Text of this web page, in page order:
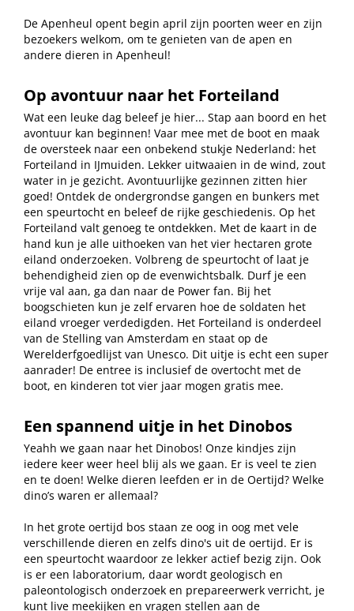
De Apenheul opent begin april zijn poorten weer en zijn
bezoekers welkom, om te genieten van de apen en
andere dieren in Apenheul!
Op avontuur naar het Forteiland
Wat een leuke dag beleef je hier... Stap aan boord en het
avontuur kan beginnen! Vaar mee met de boot en maak
de oversteek naar een onbekend stukje Nederland: het
Forteiland in IJmuiden. Lekker uitwaaien in de wind, zout
water in je gezicht. Avontuurlijke gezinnen zitten hier
goed! Ontdek de ondergrondse gangen en bunkers met
een speurtocht en beleef de rijke geschiedenis. Op het
Forteiland valt genoeg te ontdekken. Met de kaart in de
hand kun je alle uithoeken van het vier hectaren grote
eiland onderzoeken. Volbreng de speurtocht of laat je
behendigheid zien op de evenwichtsbalk. Durf je een
vrije val aan, ga dan naar de Power fan. Bij het
boogschieten kun je zelf ervaren hoe de soldaten het
eiland vroeger verdedigden. Het Forteiland is onderdeel
van de Stelling van Amsterdam en staat op de
Werelderfgoedlijst van Unesco. Dit uitje is echt een super
aanrader! De entree is inclusief de overtocht met de
boot, en kinderen tot vier jaar mogen gratis mee.
Een spannend uitje in het Dinobos
Yeahh we gaan naar het Dinobos! Onze kindjes zijn
iedere keer weer heel blij als we gaan. Er is veel te zien
en te doen! Welke dieren leefden er in de Oertijd? Welke
dino’s waren er allemaal?
In het grote oertijd bos staan ze oog in oog met vele
verschillende dieren en zelfs dino's uit de oertijd. Er is
een speurtocht waardoor ze lekker actief bezig zijn. Ook
is er een laboratorium, daar wordt geologisch en
paleontologisch onderzoek en prepareerwerk verricht, je
kunt live meekijken en vragen stellen aan de